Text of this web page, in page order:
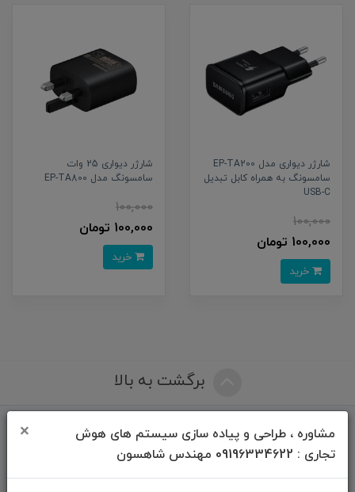
مشاوره ، طراحی و پیاده سازی سیستم های هوش
تجاری : 09196334622 مهندس شاهسون
×
شارژر دیواری مدل EP-TA200
سامسونگ به همراه کابل تبدیل
USB-C
100,000
100,000 تومان
شارژر دیواری 25 وات
سامسونگ مدل EP-TA800
100,000
100,000 تومان
برگشت به بالا
فرم ها و آیین نامه ها
فرم درخواست خدمات تعمیرات